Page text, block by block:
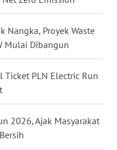
Nangka, Proyek Waste
Mulai Dibangun
PLN Electric Run
2026, Ajak Masyarakat